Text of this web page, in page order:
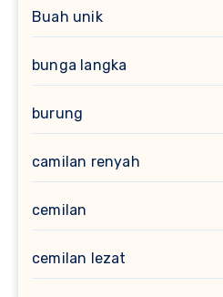
Buah unik
bunga langka
burung
camilan renyah
cemilan
cemilan lezat